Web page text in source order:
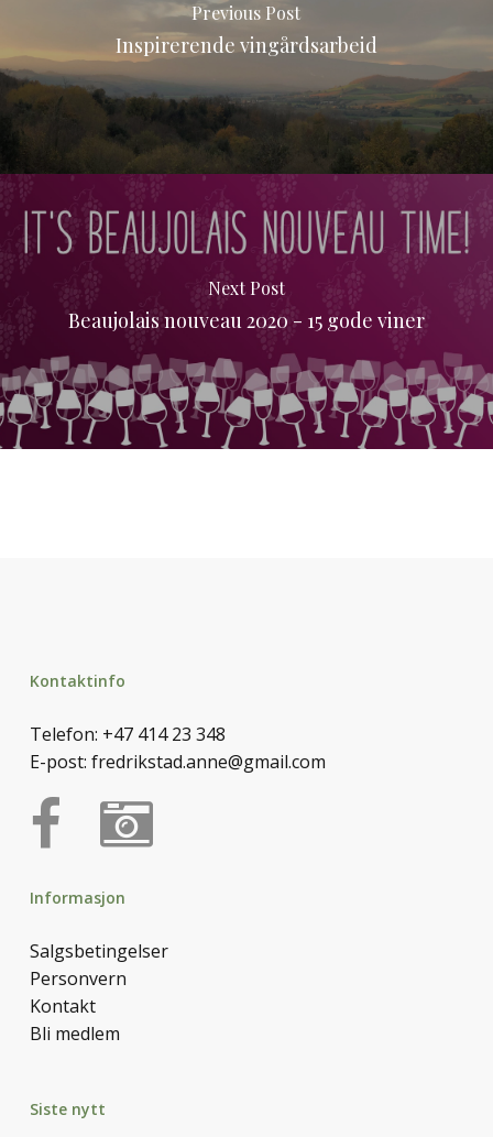
Previous Post
Inspirerende vingårdsarbeid
Next Post
Beaujolais nouveau 2020 - 15 gode viner
Kontaktinfo
Telefon: +47 414 23 348
E-post: fredrikstad.anne@gmail.com
Informasjon
Salgsbetingelser
Personvern
Kontakt
Bli medlem
Siste nytt